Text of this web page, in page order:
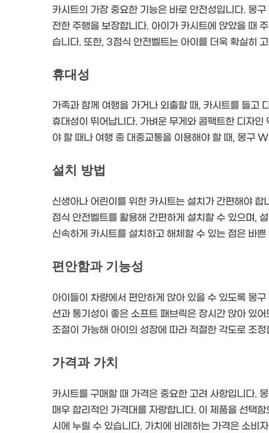
카시트의 가장 중요한 기능은 바로 안전성입니다. 몽
전한 주행을 보장합니다. 아이가 카시트에 앉았을 때
습니다. 또한, 3점식 안전벨트는 아이를 더욱 확실히
휴대성
가족과 함께 여행을 가거나 외출할 때, 카시트를 들고
휴대성이 뛰어납니다. 가벼운 무게와 콤팩트한 디자
야 할 때나 여행 중 대중교통을 이용해야 할 때, 몽구
설치 방법
신생아나 어린이를 위한 카시트는 설치가 간편해야
점식 안전벨트를 활용해 간편하게 설치할 수 있으며,
신속하게 카시트를 설치하고 해체할 수 있는 점은 바
편안함과 기능성
아이들이 차량에서 편안하게 앉아 있을 수 있도록 몽
션과 통기성이 좋은 소프트 패브릭은 장시간 앉아 있
조절이 가능해 아이의 성장에 따라 적절한 각도로 조
가격과 가치
카시트를 구매할 때 가격은 중요한 고려 사항입니다.
매우 합리적인 가격대를 자랑합니다. 이 제품을 선택
시에 누릴 수 있습니다. 가치에 비례하는 가격은 소비